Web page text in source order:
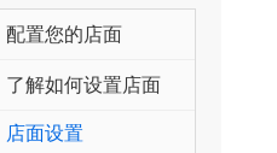
配置您的店面
了解如何设置店面
店面设置